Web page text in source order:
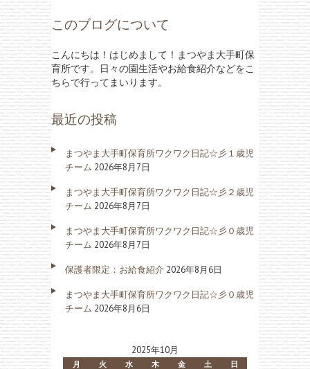
このブログについて
こんにちは！はじめまして！まつやま大手町保
育所です。日々の園生活やお給食紹介などをこ
ちらで行ってまいります。
最近の投稿
まつやま大手町保育所ワクワク日記☆彡１歳児
チーム 2026年8月7日
まつやま大手町保育所ワクワク日記☆彡２歳児
チーム 2026年8月7日
まつやま大手町保育所ワクワク日記☆彡０歳児
チーム 2026年8月7日
保護者限定：お給食紹介 2026年8月6日
まつやま大手町保育所ワクワク日記☆彡０歳児
チーム 2026年8月6日
2025年10月
月 火 水 木 金 土 日